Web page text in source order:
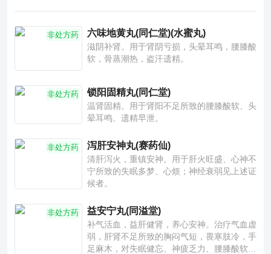
非处方药 六味地黄丸(同仁堂)(水蜜丸)
滋阴补肾。用于肾阴亏损，头晕耳鸣，腰膝酸
软，骨蒸潮热，盗汗遗精。
非处方药 锁阳固精丸(同仁堂)
温肾固精。用于肾阳不足所致的腰膝酸软、头
晕耳鸣、遗精早泄。
非处方药 泻肝安神丸(赛药仙)
清肝泻火，重镇安神。用于肝火旺盛、心神不
宁所致的失眠多梦、心烦；神经衰弱见上述证
候者。
非处方药 益安宁丸(同溢堂)
补气活血，益肝健肾，养心安神。治疗气血虚
弱，肝肾不足所致的胸闷气短，畏寒肢冷，手
足麻木，对失眠健忘、神疲乏力、腰膝酸软也